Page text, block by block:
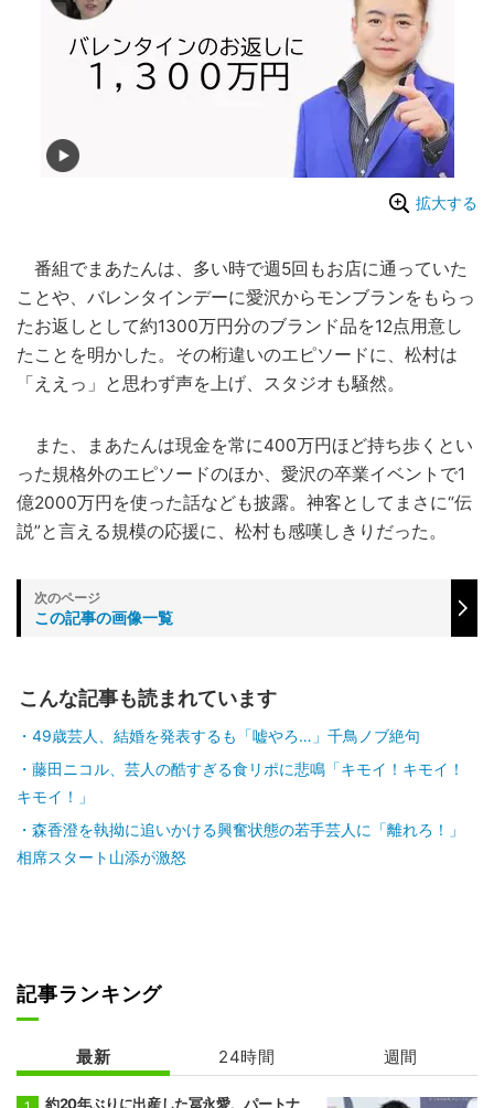
拡大する
番組でまあたんは、多い時で週5回もお店に通っていた
ことや、バレンタインデーに愛沢からモンブランをもらっ
たお返しとして約1300万円分のブランド品を12点用意し
たことを明かした。その桁違いのエピソードに、松村は
「ええっ」と思わず声を上げ、スタジオも騒然。
また、まあたんは現金を常に400万円ほど持ち歩くとい
った規格外のエピソードのほか、愛沢の卒業イベントで1
億2000万円を使った話なども披露。神客としてまさに“伝
説”と言える規模の応援に、松村も感嘆しきりだった。
この記事の画像一覧
こんな記事も読まれています
49歳芸人、結婚を発表するも「嘘やろ…」千鳥ノブ絶句
藤田ニコル、芸人の酷すぎる食リポに悲鳴「キモイ！キモイ！
キモイ！」
森香澄を執拗に追いかける興奮状態の若手芸人に「離れろ！」
相席スタート山添が激怒
記事ランキング
最新 24時間 週間
約20年ぶりに出産した冨永愛、パートナ